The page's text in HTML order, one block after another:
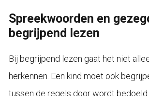
Spreekwoorden en
begrijpend lezen
Bij begrijpend lezen gaat het niet
herkennen. Een kind moet ook
tussen de regels door wordt bedoeld.